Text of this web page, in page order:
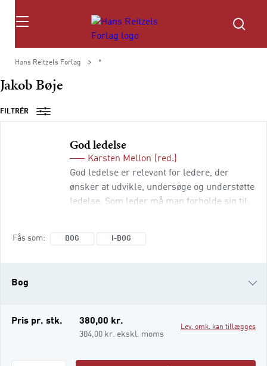
Søg
Hans Reitzels Forlag *
Jakob Bøje
FILTRÉR
God ledelse
Karsten Mellon
(red.)
God ledelse er relevant for ledere, der
ønsker at udvikle, undersøge og understøtte
ledelse. Som leder må man forholde sig til,
Fås som BOG I-BOG
Bog
i-bog
Pris pr. stk. 380,00 kr.
304,00 kr. ekskl. moms
Lev. omk. kan tillægges